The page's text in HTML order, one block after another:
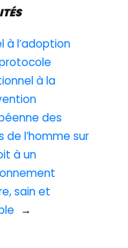
à l’adoption
à la
des
de l’homme sur
à un
sain et
→